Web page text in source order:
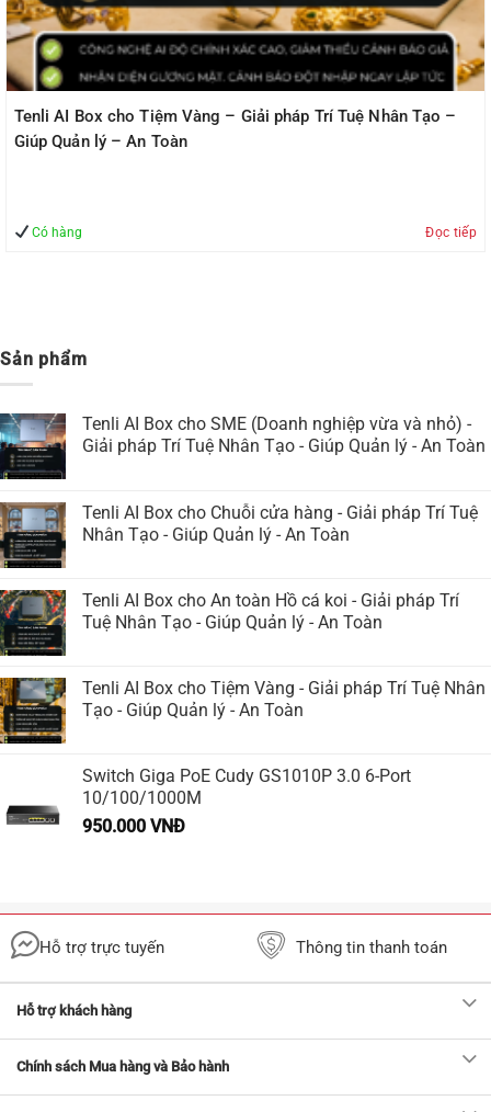
Tenli AI Box cho Tiệm Vàng – Giải pháp Trí Tuệ Nhân Tạo –
Giúp Quản lý – An Toàn
Có hàng Đọc tiếp
Sản phẩm
Tenli AI Box cho SME (Doanh nghiệp vừa và nhỏ) -
Giải pháp Trí Tuệ Nhân Tạo - Giúp Quản lý - An Toàn
Tenli AI Box cho Chuỗi cửa hàng - Giải pháp Trí Tuệ
Nhân Tạo - Giúp Quản lý - An Toàn
Tenli AI Box cho An toàn Hồ cá koi - Giải pháp Trí
Tuệ Nhân Tạo - Giúp Quản lý - An Toàn
Tenli AI Box cho Tiệm Vàng - Giải pháp Trí Tuệ Nhân
Tạo - Giúp Quản lý - An Toàn
Switch Giga PoE Cudy GS1010P 3.0 6-Port
10/100/1000M
950.000 VNĐ
Hỗ trợ trực tuyến Thông tin thanh toán
Hỗ trợ khách hàng
Chính sách Mua hàng và Bảo hành